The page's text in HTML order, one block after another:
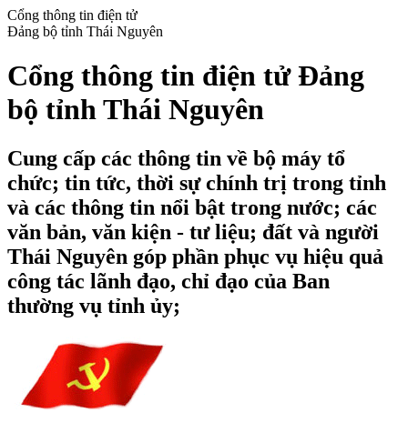
Cổng thông tin điện tử
Đảng bộ tỉnh Thái Nguyên
Cổng thông tin điện tử Đảng
bộ tỉnh Thái Nguyên
Cung cấp các thông tin về bộ máy tổ
chức; tin tức, thời sự chính trị trong tỉnh
và các thông tin nổi bật trong nước; các
văn bản, văn kiện - tư liệu; đất và người
Thái Nguyên góp phần phục vụ hiệu quả
công tác lãnh đạo, chỉ đạo của Ban
thường vụ tỉnh ủy;